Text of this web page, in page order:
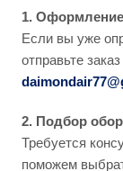
повышенная
давлению;
высокая
малый радиус
отвод
спирали;
оптимальные
Температурный
1.
Если вы уже
отправьте
2. Подбор
Требуется
поможем